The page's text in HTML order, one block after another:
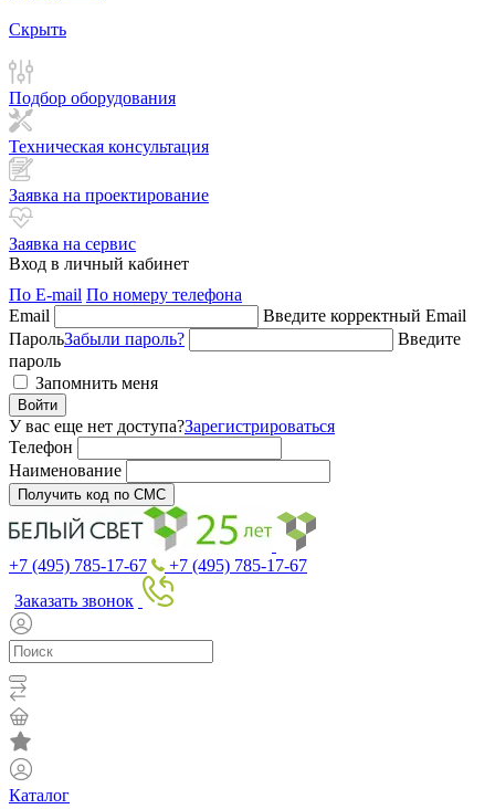
Скрыть
Подбор оборудования
Техническая консультация
Заявка на проектирование
Заявка на сервис
Вход в личный кабинет
По E-mail По номеру телефона
Email
Введите корректный Email
ПарольЗабыли пароль?
Введите
пароль
Запомнить меня
Войти
У вас еще нет доступа?Зарегистрироваться
Телефон
Наименование
Получить код по СМС
+7 (495) 785-17-67
+7 (495) 785-17-67
Заказать звонок
Каталог